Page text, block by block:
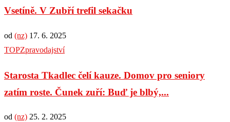
Vsetíně. V Zubří trefil sekačku
od (nz) 17. 6. 2025
TOPZpravodajství
Starosta Tkadlec čelí kauze. Domov pro seniory
zatím roste. Čunek zuří: Buď je blbý,...
od (nz) 25. 2. 2025